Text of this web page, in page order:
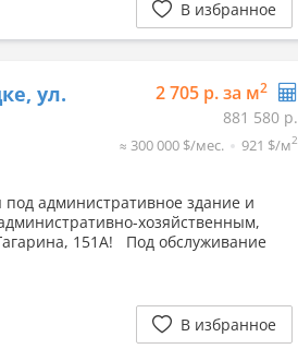
В избранное
ул.
2 705 р. за м2
881 580 р.
≈ 300 000 $/мес. 921 $/м2
административное здание и
хозяйственным,
151А! Под обслуживание
В избранное